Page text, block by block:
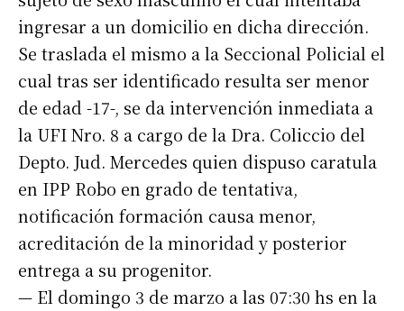
ingresar a un domicilio en dicha dirección.
Se traslada el mismo a la Seccional Policial el
cual tras ser identificado resulta ser menor
de edad -17-, se da intervención inmediata a
la UFI Nro. 8 a cargo de la Dra. Coliccio del
Depto. Jud. Mercedes quien dispuso caratula
en IPP Robo en grado de tentativa,
notificación formación causa menor,
acreditación de la minoridad y posterior
entrega a su progenitor.
— El domingo 3 de marzo a las 07:30 hs en la